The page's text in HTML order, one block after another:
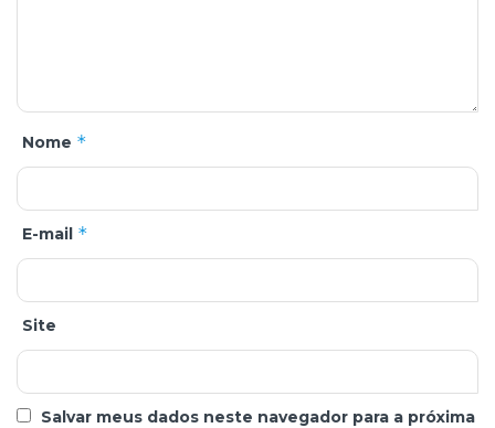
Nome *
E-mail *
Site
Salvar meus dados neste navegador para a próxima